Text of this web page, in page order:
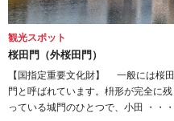
観光スポット
桜田門（外桜田門）
【国指定重要文化財】 一般には桜田
門と呼ばれています。枡形が完全に残
っている城門のひとつで、小田 ・・・